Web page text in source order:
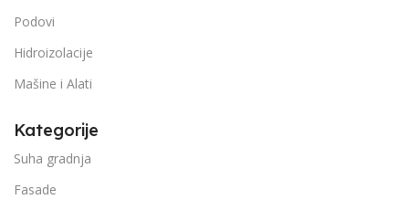
Podovi
Hidroizolacije
Mašine i Alati
Kategorije
Suha gradnja
Fasade